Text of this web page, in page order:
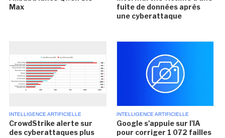
Max
fuite de données après
une cyberattaque
INTELLIGENCE ARTIFICIELLE
CrowdStrike alerte sur
des cyberattaques plus
INTELLIGENCE ARTIFICIELLE
Google s'appuie sur l'IA
pour corriger 1 072 failles